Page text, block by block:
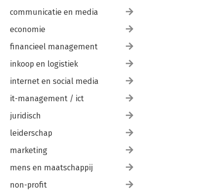
communicatie en media
economie
financieel management
inkoop en logistiek
internet en social media
it-management / ict
juridisch
leiderschap
marketing
mens en maatschappij
non-profit